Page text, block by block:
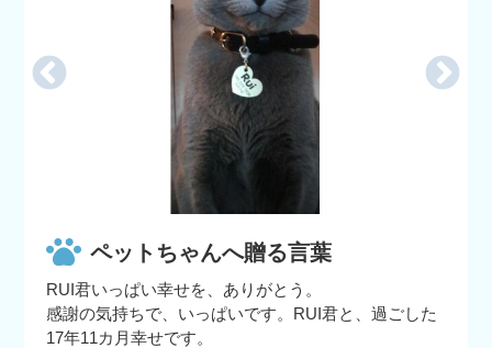
ペットちゃんへ贈る言葉
RUI君いっぱい幸せを、ありがとう。
感謝の気持ちで、いっぱいです。RUI君と、過ごした
17年11カ月幸せです。